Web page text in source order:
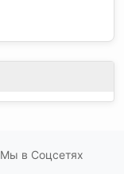
Мы в Соцсетях